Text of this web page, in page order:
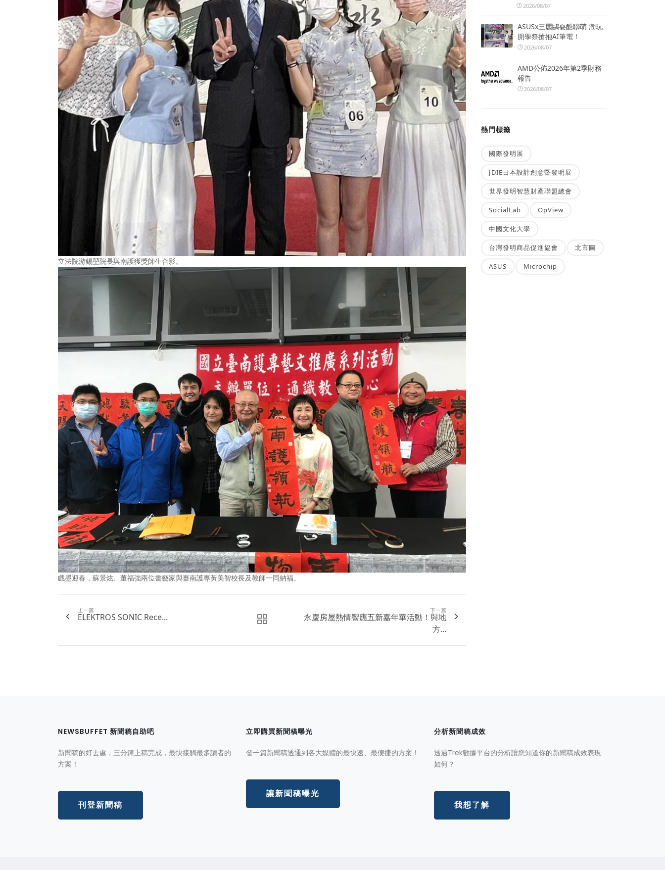
立法院游錫堃院長與南護獲獎師生合影。
戲墨迎春，蘇景炫、董福強兩位書藝家與臺南護專黃美智校長及教師一同納福。
上一篇
ELEKTROS SONIC Rece...
下一篇
永慶房屋熱情響應五新嘉年華活動！與地
方...
2026/08/07
ASUSx三麗鷗耍酷聯萌 潮玩
開學祭搶抱AI筆電！
2026/08/07
AMD公佈2026年第2季財務
報告
2026/08/07
熱門標籤
國際發明展
JDIE日本設計創意暨發明展
世界發明智慧財產聯盟總會
SocialLab OpView
中國文化大學
台灣發明商品促進協會 北市圖
ASUS Microchip
NEWSBUFFET 新聞稿自助吧
新聞稿的好去處，三分鐘上稿完成，最快接觸最多讀者的
方案！
刊登新聞稿
立即購買新聞稿曝光
發一篇新聞稿透通到各大媒體的最快速、最便捷的方案！
讓新聞稿曝光
分析新聞稿成效
透過Trek數據平台的分析讓您知道你的新聞稿成效表現
如何？
我想了解